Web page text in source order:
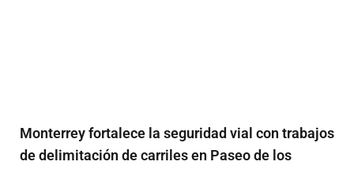
Monterrey fortalece la seguridad vial con trabajos
de delimitación de carriles en Paseo de los